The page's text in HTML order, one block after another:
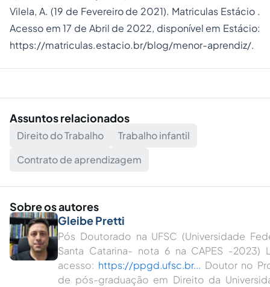
Vilela, A. (19 de Fevereiro de 2021). Matriculas Estácio .
Acesso em 17 de Abril de 2022, disponível em Estácio:
https://matriculas.estacio.br/blog/menor-aprendiz/.
Assuntos relacionados
Direito do Trabalho
Trabalho infantil
Contrato de aprendizagem
Sobre os autores
Gleibe Pretti
Pós Doutorado na UFSC (Universidade
Santa Catarina- nota 6 na CAPES -2023)
acesso: https://ppgd.ufsc.br... Doutor no
de pós-graduação em Direito da